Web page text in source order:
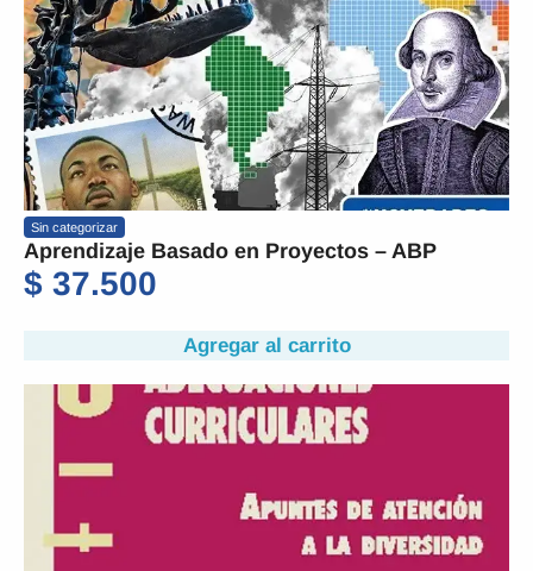
Sin categorizar
Aprendizaje Basado en Proyectos – ABP
$ 37.500
Agregar al carrito